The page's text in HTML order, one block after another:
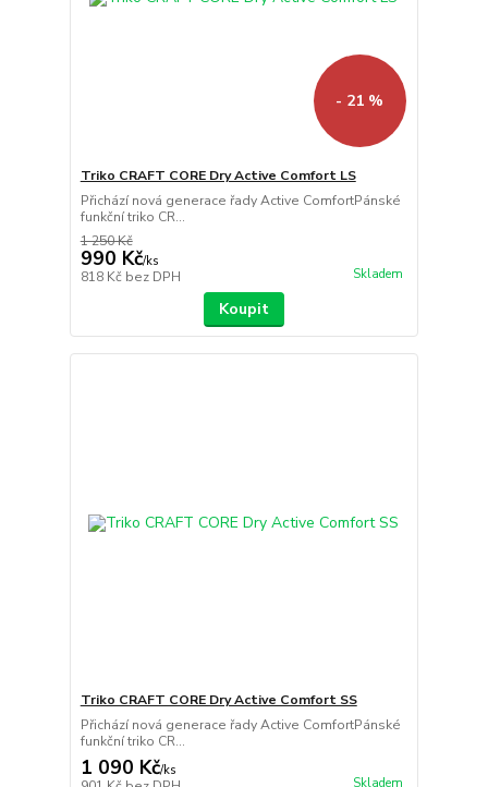
- 21 %
Triko CRAFT CORE Dry Active Comfort LS
Přichází nová generace řady Active ComfortPánské
funkční triko CR...
1 250 Kč
990 Kč/ks
818 Kč bez DPH Skladem
Koupit
Triko CRAFT CORE Dry Active Comfort SS
Přichází nová generace řady Active ComfortPánské
funkční triko CR...
1 090 Kč/ks
Skladem